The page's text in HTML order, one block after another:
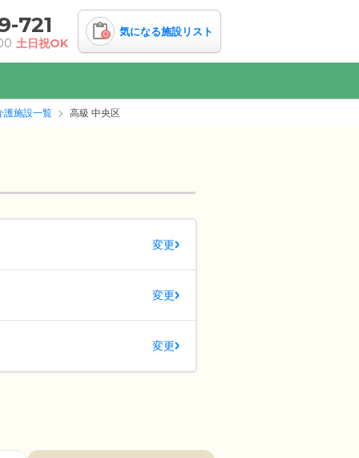
721
土日祝OK
0 気になる施設リスト
護施設一覧 高級 中央区
変更
変更
変更